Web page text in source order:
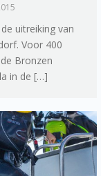
uitreiking van
Voor 400
Bronzen
in de […]